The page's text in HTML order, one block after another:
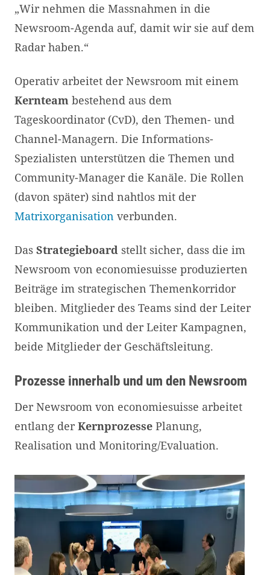
„Wir nehmen die Massnahmen in die
Newsroom-Agenda auf, damit wir sie auf dem
Radar haben.“
Operativ arbeitet der Newsroom mit einem
Kernteam bestehend aus dem
Tageskoordinator (CvD), den Themen- und
Channel-Managern. Die Informations-
Spezialisten unterstützen die Themen und
Community-Manager die Kanäle. Die Rollen
(davon später) sind nahtlos mit der
Matrixorganisation verbunden.
Das Strategieboard stellt sicher, dass die im
Newsroom von economiesuisse produzierten
Beiträge im strategischen Themenkorridor
bleiben. Mitglieder des Teams sind der Leiter
Kommunikation und der Leiter Kampagnen,
beide Mitglieder der Geschäftsleitung.
Prozesse innerhalb und um den Newsroom
Der Newsroom von economiesuisse arbeitet
entlang derKernprozesse Planung,
Realisation und Monitoring/Evaluation.